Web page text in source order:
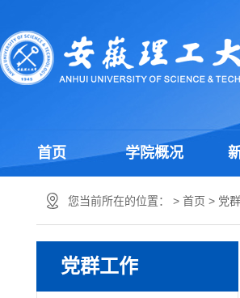
首页 学院概况
您当前所在的位置： > 首页 > 党
党群工作